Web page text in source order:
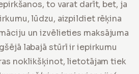
to varat darīt, bet, ja
lūdzu, aizpildiet rēķina
un izvēlieties maksājuma
labajā stūrī ir iepirkumu
noklikšķinot, lietotājam tiek